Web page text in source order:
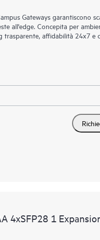
Gateways garantiscono
all'edge. Concepita per
trasparente, affidabilità 24x7 e
4xSFP28 1